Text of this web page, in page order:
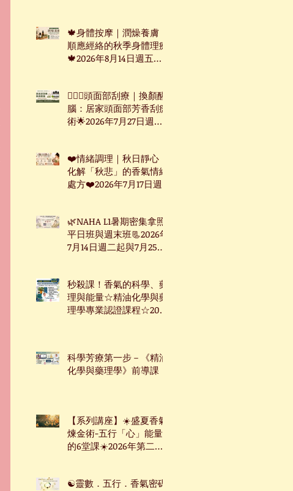
🍁身體按摩｜潤燥養膚：
順應經絡的秋季身體理療
🍁2026年8月14日週五台
🧖🏻‍♀️頭面部刮療｜換顏醒
腦：居家頭面部芳香刮痧
術🌟2026年7月27日週一
❤️情緒調理｜秋日靜心：
化解「秋悲」的香氣情緒
處方❤️2026年7月17日週
🌿NAHA L1暑期密集拿照
平日班與週末班📃2026年
7月14日週二起與7月25日
秒殺課！香氣的科學、藥
理與能量☆精油化學與藥
理學專業認證課程☆2026
科學芳療第一步－《精油
化學與藥理學》前導課
【系列講座】☀️盛夏香氣
煉金術-五行「心」能量
的6堂課☀️2026年第二季
☯靈數．五行．香氣密碼